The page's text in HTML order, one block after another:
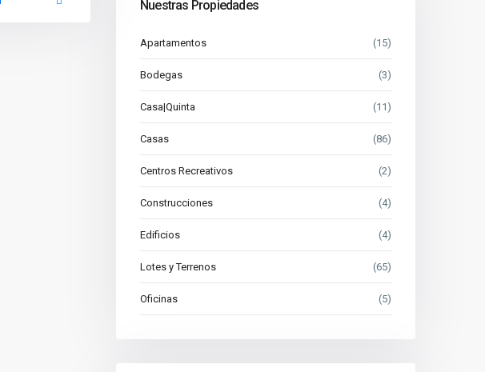
Nuestras Propiedades
Apartamentos (15)
Bodegas (3)
Casa|Quinta (11)
Casas (86)
Centros Recreativos (2)
Construcciones (4)
Edificios (4)
Lotes y Terrenos (65)
Oficinas (5)